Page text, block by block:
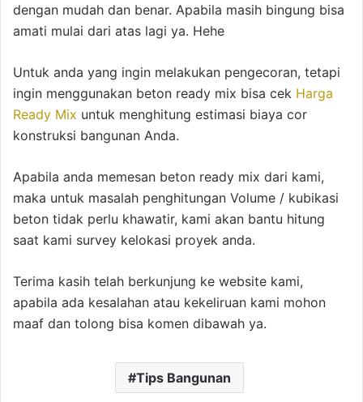
dengan mudah dan benar. Apabila masih bingung bisa
amati mulai dari atas lagi ya. Hehe
Untuk anda yang ingin melakukan pengecoran, tetapi
ingin menggunakan beton ready mix bisa cek Harga
Ready Mix untuk menghitung estimasi biaya cor
konstruksi bangunan Anda.
Apabila anda memesan beton ready mix dari kami,
maka untuk masalah penghitungan Volume / kubikasi
beton tidak perlu khawatir, kami akan bantu hitung
saat kami survey kelokasi proyek anda.
Terima kasih telah berkunjung ke website kami,
apabila ada kesalahan atau kekeliruan kami mohon
maaf dan tolong bisa komen dibawah ya.
Tips Bangunan